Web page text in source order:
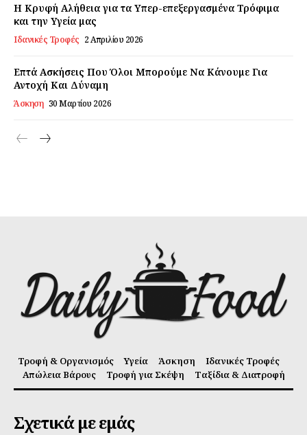
Ο λογαριασμός μου
Επικοινωνία
Η Κρυφή Αλήθεια για τα Υπερ-επεξεργασμένα Τρόφιμα
και την Υγεία μας
Ιδανικές Τροφές 2 Απριλίου 2026
Επτά Ασκήσεις Που Όλοι Μπορούμε Να Κάνουμε Για
Αντοχή Και Δύναμη
Άσκηση 30 Μαρτίου 2026
Τροφή & Οργανισμός Υγεία Άσκηση
Ιδανικές Τροφές
Απώλεια Βάρους
Τροφή για Σκέψη Ταξίδια & Διατροφή
Σχετικά με εμάς